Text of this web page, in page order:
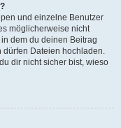
und einzelne Benutzer
möglicherweise nicht
dem du deinen Beitrag
Dateien hochladen.
dir nicht sicher bist, wieso